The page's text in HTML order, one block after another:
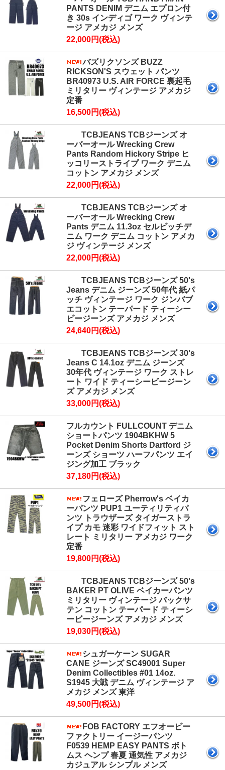
PANTS DENIM デニム エプロン付
き 30s インディゴ ワーク ヴィンテ
ージ アメカジ メンズ
22,000円(税込)
バズリクソンズ BUZZ
RICKSON'S スウェット パンツ
BR40973 U.S. AIR FORCE 裏起毛
ミリタリー ヴィンテージ アメカジ
定番
16,500円(税込)
TCBJEANS TCBジーンズ オ
ーバーオール Wrecking Crew
Pants Random Hickory Stripe ヒ
ッコリーストライプ ワーク デニム
コットン アメカジ メンズ
22,000円(税込)
TCBJEANS TCBジーンズ オ
ーバーオール Wrecking Crew
Pants デニム 11.3oz セルビッチデ
ニム ワーク デニム コットン アメカ
ジ ヴィンテージ メンズ
22,000円(税込)
TCBJEANS TCBジーンズ 50's
Jeans デニム ジーンズ 50年代 紙パ
ッチ ヴィンテージ ワーク ジンバブ
エコットン テーパード ティーシー
ビージーンズ アメカジ メンズ
24,640円(税込)
TCBJEANS TCBジーンズ 30's
Jeans C 14.1oz デニム ジーンズ
30年代 ヴィンテージ ワーク ストレ
ート ワイド ティーシービージーン
ズ アメカジ メンズ
33,000円(税込)
フルカウント FULLCOUNT デニム
ショートパンツ 1904BKHW 5
Pocket Denim Shorts Dartford ジ
ーンズ ショーツ ハーフパンツ エイ
ジング加工 ブラック
37,180円(税込)
フェローズ Pherrow's ベイカ
ーパンツ PUP1 ユーティリティパ
ンツ トラウザーズ タイガーストラ
イプ カモ 迷彩 ワイドフィット スト
レート ミリタリー アメカジ ワーク
定番
19,800円(税込)
TCBJEANS TCBジーンズ 50's
BAKER PT OLIVE ベイカーパンツ
ミリタリー ヴィンテージ バックサ
テン コットン テーパード ティーシ
ービージーンズ アメカジ メンズ
19,030円(税込)
シュガーケーン SUGAR
CANE ジーンズ SC49001 Super
Denim Collectibles #01 14oz.
S1945 大戦 デニム ヴィンテージ ア
メカジ メンズ 東洋
49,500円(税込)
FOB FACTORY エフオービー
ファクトリー イージーパンツ
F0539 HEMP EASY PANTS ボト
ムス ヘンプ 春夏 通気性 アメカジ
カジュアル シンプル メンズ